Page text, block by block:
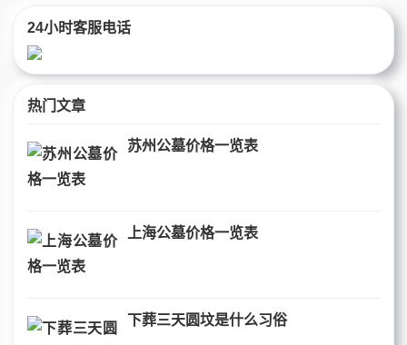
24小时客服电话
热门文章
苏州公墓价格一览表
上海公墓价格一览表
下葬三天圆坟是什么习俗